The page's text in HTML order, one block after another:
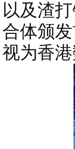
以及渣
合体颁
视为香